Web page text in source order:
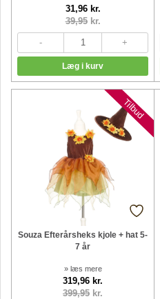
31,96 kr.
39,95kr.
Souza Efterårsheks kjole + hat 5-
7 år
» læs mere
319,96 kr.
399,95 kr.
Tilbud